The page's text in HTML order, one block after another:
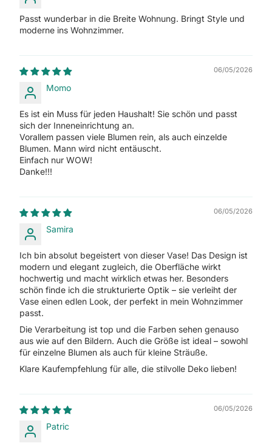
Passt wunderbar in die Breite Wohnung. Bringt Style und
moderne ins Wohnzimmer.
06/05/2026
Momo
Es ist ein Muss für jeden Haushalt! Sie schön und passt
sich der Inneneinrichtung an.
Vorallem passen viele Blumen rein, als auch einzelde
Blumen. Mann wird nicht entäuscht.
Einfach nur WOW!
Danke!!!
06/05/2026
Samira
Ich bin absolut begeistert von dieser Vase! Das Design ist
modern und elegant zugleich, die Oberfläche wirkt
hochwertig und macht wirklich etwas her. Besonders
schön finde ich die strukturierte Optik – sie verleiht der
Vase einen edlen Look, der perfekt in mein Wohnzimmer
passt.
Die Verarbeitung ist top und die Farben sehen genauso
aus wie auf den Bildern. Auch die Größe ist ideal – sowohl
für einzelne Blumen als auch für kleine Sträuße.
Klare Kaufempfehlung für alle, die stilvolle Deko lieben!
06/05/2026
Patric